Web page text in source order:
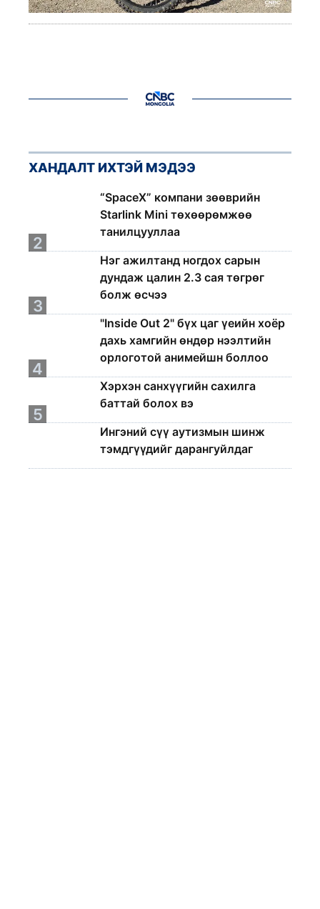
ХАНДАЛТ ИХТЭЙ МЭДЭЭ
“SpaceX” компани зөөврийн
Starlink Mini төхөөрөмжөө
танилцууллаа
2
Нэг ажилтанд ногдох сарын
дундаж цалин 2.3 сая төгрөг
болж өсчээ
3
"Inside Out 2" бүх цаг үеийн хоёр
дахь хамгийн өндөр нээлтийн
орлоготой анимейшн боллоо
4
Хэрхэн санхүүгийн сахилга
баттай болох вэ
5
Ингэний сүү аутизмын шинж
тэмдгүүдийг дарангуйлдаг